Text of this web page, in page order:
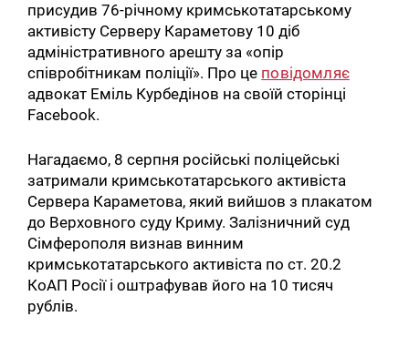
присудив 76-річному кримськотатарському
активісту Серверу Караметову 10 діб
адміністративного арешту за «опір
співробітникам поліції». Про це повідомляє
адвокат Еміль Курбедінов на своїй сторінці
Facebook.
Нагадаємо, 8 серпня російські поліцейські
затримали кримськотатарського активіста
Сервера Караметова, який вийшов з плакатом
до Верховного суду Криму. Залізничний суд
Сімферополя визнав винним
кримськотатарського активіста по ст. 20.2
КоАП Росії і оштрафував його на 10 тисяч
рублів.